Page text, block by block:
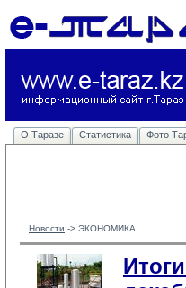
О Таразе Статистика Фото
Новости -> ЭКОНОМИКА